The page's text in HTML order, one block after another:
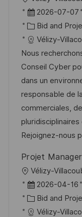
o
c
a
t
i
o
n
P
o
s
t
e
d
D
a
t
e
2026-07-07
C
a
t
e
g
o
r
y
Bid and
Vélizy-
Nous
Conseil Cyber
dans un
responsable de
commerciales,
Rejoignez-nous
Projet
L
o
c
a
Vélizy-
P
o
s
2026-04-16
C
a
Bid and
Vélizy-